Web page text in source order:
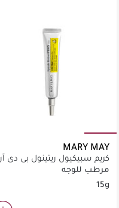
MARY MAY
كريم سبيكيول ريتينول بي دي آر
إن
مرطب للوجه
15g